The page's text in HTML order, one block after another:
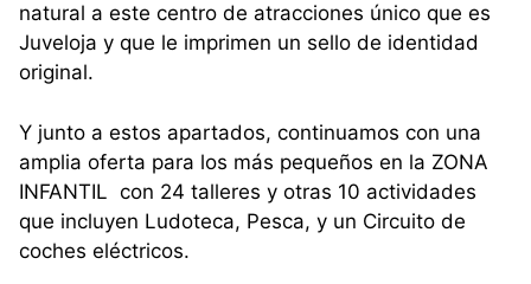
natural a este centro de atracciones único que es
Juveloja y que le imprimen un sello de identidad
original.
Y junto a estos apartados, continuamos con una
amplia oferta para los más pequeños en la ZONA
INFANTIL con 24 talleres y otras 10 actividades
que incluyen Ludoteca, Pesca, y un Circuito de
coches eléctricos.